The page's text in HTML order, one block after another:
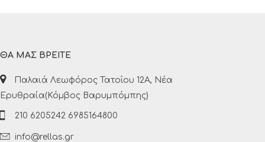
ΘΑ ΜΑΣ ΒΡΕΙΤΕ
Παλαιά Λεωφόρος Τατοΐου 12Α, Νέα
Ερυθραία(Κόμβος Βαρυμπόμπης)
210 6205242 6985164800
info@rellas.gr